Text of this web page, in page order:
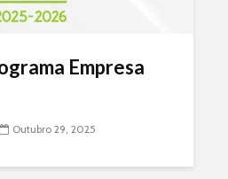
Empresa
Outubro 29, 2025